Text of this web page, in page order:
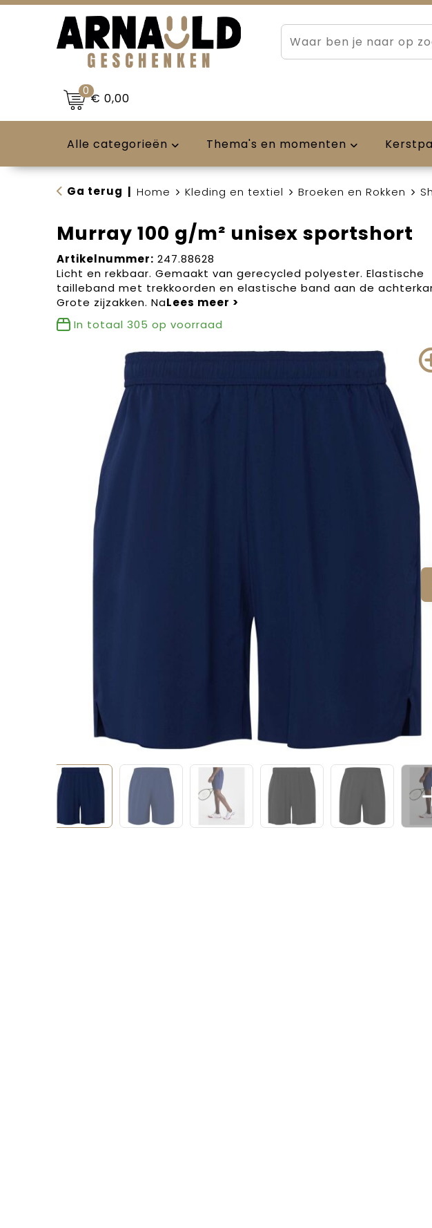
0€ 0,00
Alle categorieën Thema's en momenten
Ga terug Home Kleding en textiel Broeken en Rokken
Murray 100 g/m² unisex sportshort
Artikelnummer: 247.88628
Licht en rekbaar. Gemaakt van gerecycled polyester. Elastische
tailleband met trekkoorden en elastische band aan de
Grote zijzakken. Na
In totaal 305 op voorraad